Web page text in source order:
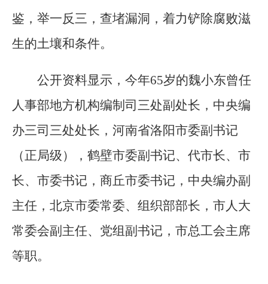
鉴，举一反三，查堵漏洞，着力铲除腐败滋
生的土壤和条件。
公开资料显示，今年65岁的魏小东曾任
人事部地方机构编制司三处副处长，中央编
办三司三处处长，河南省洛阳市委副书记
（正局级），鹤壁市委副书记、代市长、市
长、市委书记，商丘市委书记，中央编办副
主任，北京市委常委、组织部部长，市人大
常委会副主任、党组副书记，市总工会主席
等职。